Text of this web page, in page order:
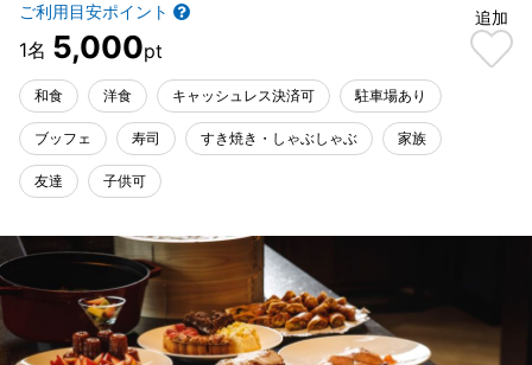
ご利用目安ポイント
5,000
追加
和食 洋食 キャッシュレス決済可 駐車場あり
ブッフェ 寿司 すき焼き・しゃぶしゃぶ 家族
友達 子供可